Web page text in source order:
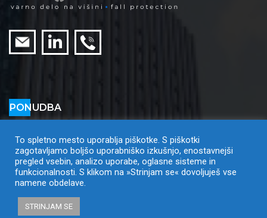
PONUDBA
Višinski varovalni sistemi
Omejeni prostori
Izobraževanja in pregledi
To spletno mesto uporablja piškotke. S piškotki
zagotavljamo boljšo uporabniško izkušnjo, enostavnejši
pregled vsebin, analizo uporabe, oglasne sisteme in
funkcionalnosti. S klikom na »Strinjam se« dovoljuješ vse
namene obdelave.
STRINJAM SE